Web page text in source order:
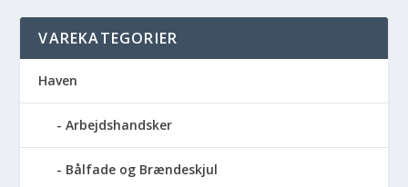
VAREKATEGORIER
Haven
Arbejdshandsker
Bålfade og Brændeskjul